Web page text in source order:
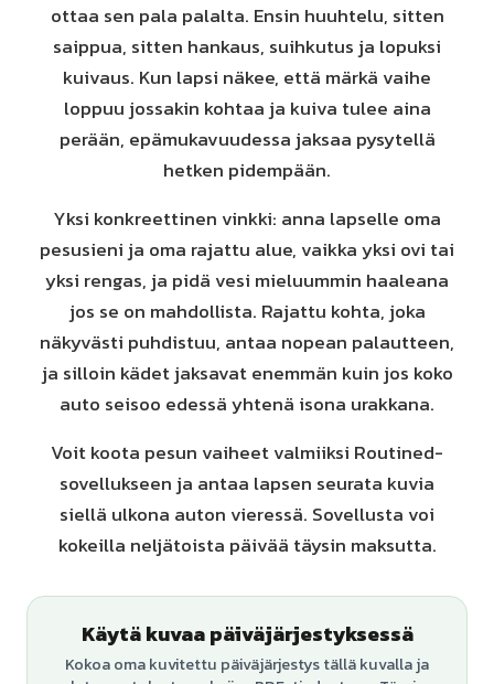
ottaa sen pala palalta. Ensin huuhtelu, sitten
saippua, sitten hankaus, suihkutus ja lopuksi
kuivaus. Kun lapsi näkee, että märkä vaihe
loppuu jossakin kohtaa ja kuiva tulee aina
perään, epämukavuudessa jaksaa pysytellä
hetken pidempään.
Yksi konkreettinen vinkki: anna lapselle oma
pesusieni ja oma rajattu alue, vaikka yksi ovi tai
yksi rengas, ja pidä vesi mieluummin haaleana
jos se on mahdollista. Rajattu kohta, joka
näkyvästi puhdistuu, antaa nopean palautteen,
ja silloin kädet jaksavat enemmän kuin jos koko
auto seisoo edessä yhtenä isona urakkana.
Voit koota pesun vaiheet valmiiksi Routined-
sovellukseen ja antaa lapsen seurata kuvia
siellä ulkona auton vieressä. Sovellusta voi
kokeilla neljätoista päivää täysin maksutta.
Käytä kuvaa päiväjärjestyksessä
Kokoa oma kuvitettu päiväjärjestys tällä kuvalla ja